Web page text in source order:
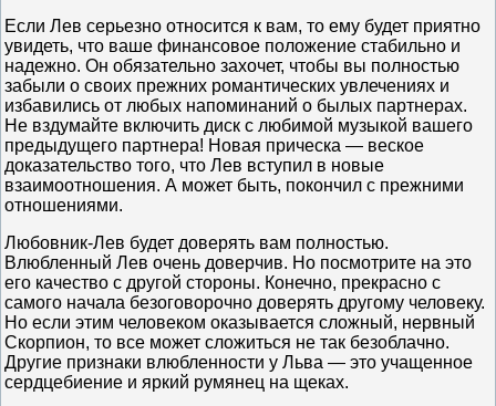
Если Лев серьезно относится к вам, то ему будет приятно
увидеть, что ваше финансовое положение стабильно и
надежно. Он обязательно захочет, чтобы вы полностью
забыли о своих прежних романтических увлечениях и
избавились от любых напоминаний о былых партнерах.
Не вздумайте включить диск с любимой музыкой вашего
предыдущего партнера! Новая прическа — веское
доказательство того, что Лев вступил в новые
взаимоотношения. А может быть, покончил с прежними
отношениями.
Любовник-Лев будет доверять вам полностью.
Влюбленный Лев очень доверчив. Но посмотрите на это
его качество с другой стороны. Конечно, прекрасно с
самого начала безоговорочно доверять другому человеку.
Но если этим человеком оказывается сложный, нервный
Скорпион, то все может сложиться не так безоблачно.
Другие признаки влюбленности у Льва — это учащенное
сердцебиение и яркий румянец на щеках.